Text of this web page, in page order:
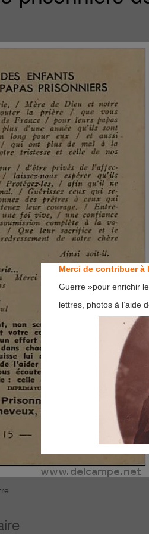
Merci de contribuer à
Guerre »pour enrichir
lettres, photos à l’aide